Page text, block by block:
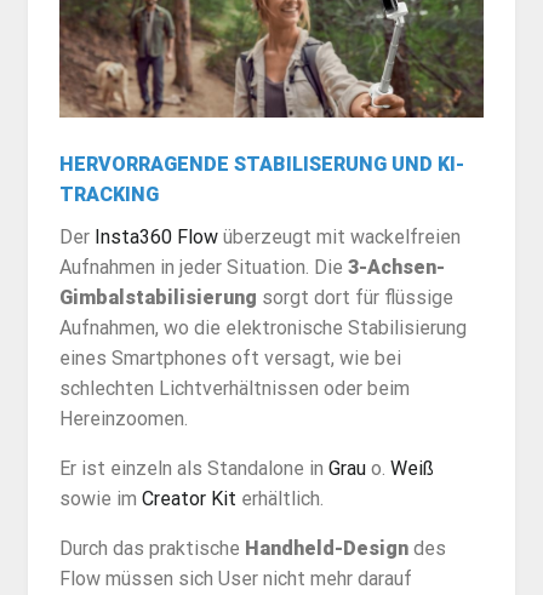
HERVORRAGENDE STABILISERUNG UND KI-
TRACKING
Der Insta360 Flow überzeugt mit wackelfreien
Aufnahmen in jeder Situation. Die 3-Achsen-
Gimbalstabilisierung sorgt dort für flüssige
Aufnahmen, wo die elektronische Stabilisierung
eines Smartphones oft versagt, wie bei
schlechten Lichtverhältnissen oder beim
Hereinzoomen.
Er ist einzeln als Standalone in Grauo. Weiß
sowie im Creator Kit erhältlich.
Durch das praktische Handheld-Designdes
Flow müssen sich User nicht mehr darauf